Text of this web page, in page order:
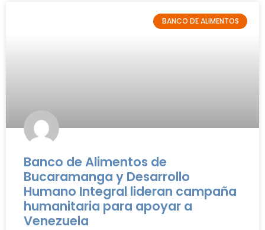
BANCO DE ALIMENTOS
Banco de Alimentos de
Bucaramanga y Desarrollo
Humano Integral lideran campaña
humanitaria para apoyar a
Venezuela